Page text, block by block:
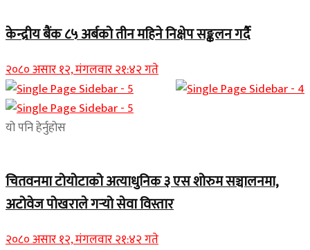
केन्द्रीय बैंक ८५ अर्बको तीन महिने निक्षेप सङ्कलन गर्दै
२०८० असार १२, मंगलवार २१:४२ गते
यो पनि हेर्नुहोस
चितवनमा टोयोटाको अत्याधुनिक ३ एस शोरुम सञ्चालनमा,
अटोवेज पोखराले गर्‍यो सेवा विस्तार
२०८० असार १२, मंगलवार २१:४२ गते